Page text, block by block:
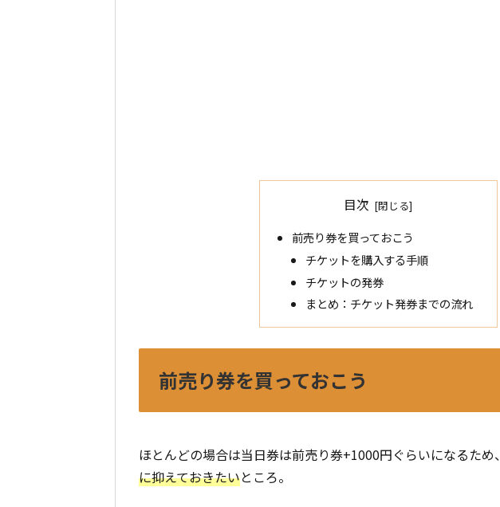
目次
前売り券を買っておこう
チケットを購入する手順
チケットの発券
まとめ：チケット発券までの流れ
前売り券を買っておこう
ほとんどの場合は当日券は前売り券+1000円ぐらいになるため、
に抑えておきたいところ。